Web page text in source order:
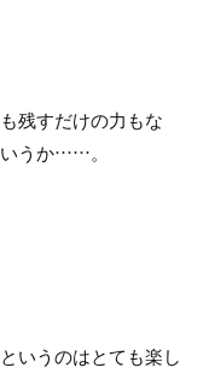
残すだけの力もな
うか……。
いうのはとても楽し